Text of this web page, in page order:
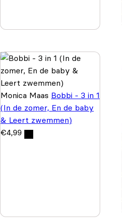
Monica Maas Bobbi - 3 in 1
(In de zomer, En de baby
& Leert zwemmen)
€4,99